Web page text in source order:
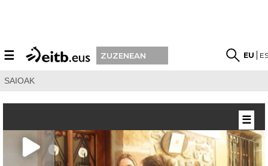
☰ ZUZENEAN EU
SAIOAK
☰